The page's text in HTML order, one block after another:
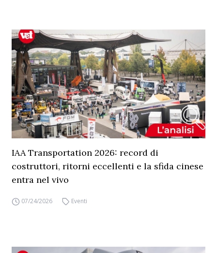
IAA Transportation 2026: record di
costruttori, ritorni eccellenti e la sfida cinese
entra nel vivo
07/24/2026 Eventi